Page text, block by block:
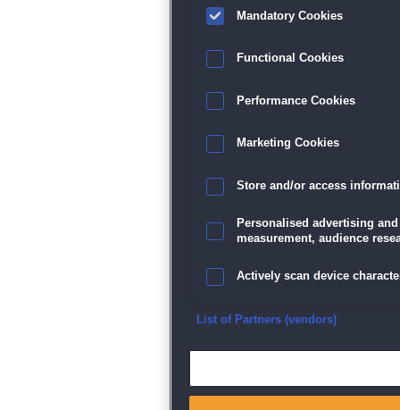
Mandatory Cookies
Functional Cookies
Performance Cookies
Marketing Cookies
Store and/or access
Personalised advertising
measurement, audience
Actively scan device
Ensure security, prevent
List of Partners (vendors)